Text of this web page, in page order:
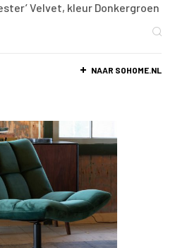
Velvet, kleur Donkergroen
NAAR SOHOME.NL